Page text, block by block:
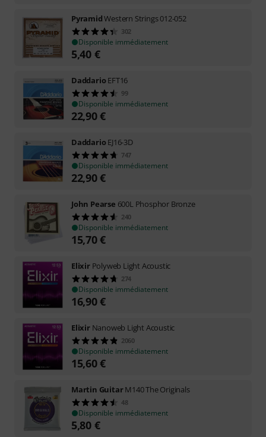
PyramidWestern Strings 012-052
302
Disponible immédiatement
5,40 €
DaddarioEFT16
99
Disponible immédiatement
22,90€
DaddarioEJ16-3D
747
Disponible immédiatement
22,90€
John Pearse 600L Phosphor Bronze
240
Disponible immédiatement
15,70€
Elixir Polyweb Light Acoustic
274
Disponible immédiatement
16,90€
Elixir Nanoweb Light Acoustic
2060
Disponible immédiatement
15,60€
Martin GuitarM140 The Originals
48
Disponible immédiatement
5,80 €